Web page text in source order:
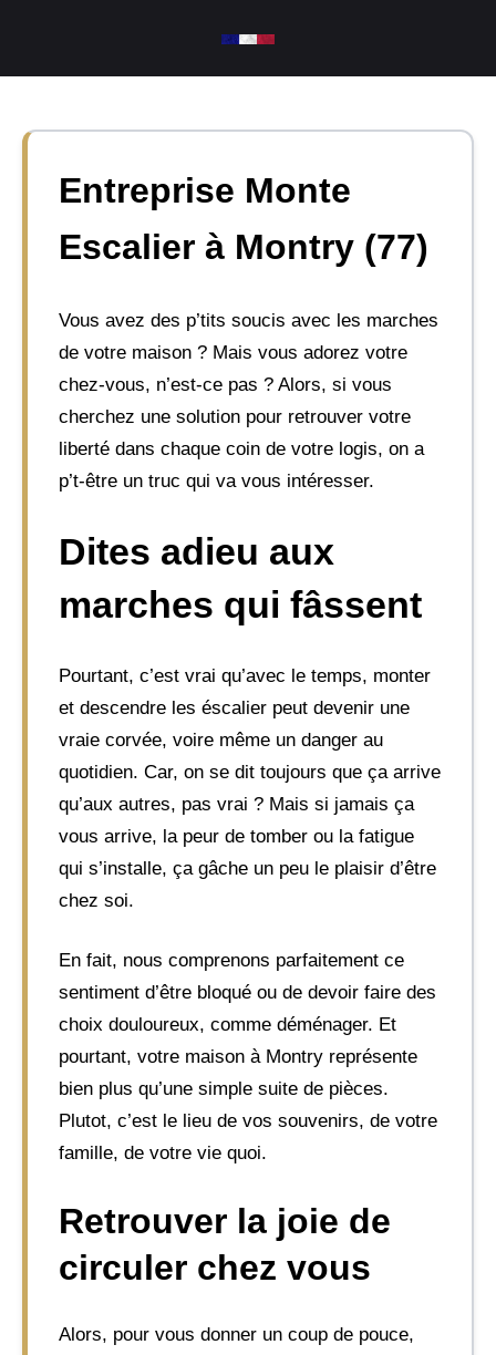
contenu
Entreprise Monte
Escalier à Montry (77)
Vous avez des p’tits soucis avec les marches
de votre maison ? Mais vous adorez votre
chez-vous, n’est-ce pas ? Alors, si vous
cherchez une solution pour retrouver votre
liberté dans chaque coin de votre logis, on a
p’t-être un truc qui va vous intéresser.
Dites adieu aux
marches qui fâssent
Pourtant, c’est vrai qu’avec le temps, monter
et descendre les éscalier peut devenir une
vraie corvée, voire même un danger au
quotidien. Car, on se dit toujours que ça arrive
qu’aux autres, pas vrai ? Mais si jamais ça
vous arrive, la peur de tomber ou la fatigue
qui s’installe, ça gâche un peu le plaisir d’être
chez soi.
En fait, nous comprenons parfaitement ce
sentiment d’être bloqué ou de devoir faire des
choix douloureux, comme déménager. Et
pourtant, votre maison à Montry représente
bien plus qu’une simple suite de pièces.
Plutot, c’est le lieu de vos souvenirs, de votre
famille, de votre vie quoi.
Retrouver la joie de
circuler chez vous
Alors, pour vous donner un coup de pouce,